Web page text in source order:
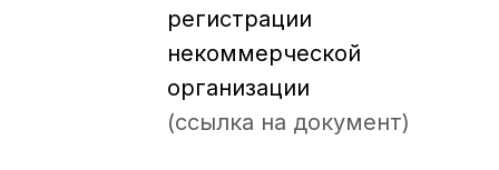
регистрации
некоммерческой
организации
(ссылка на документ)